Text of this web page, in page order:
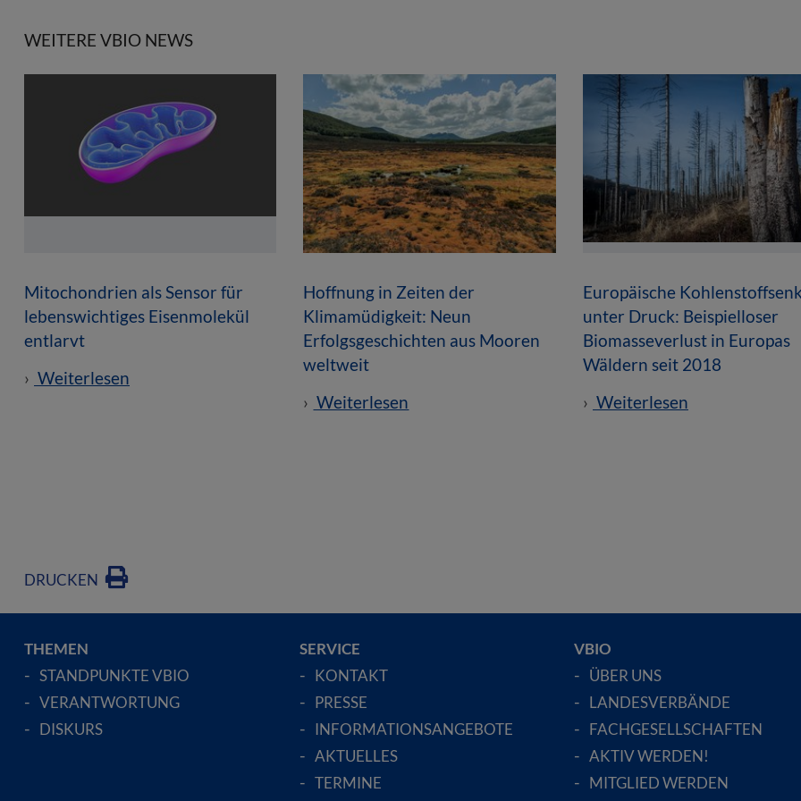
WEITERE VBIO NEWS
Mitochondrien als Sensor für
lebenswichtiges Eisenmolekül
entlarvt
Weiterlesen
Hoffnung in Zeiten der
Klimamüdigkeit: Neun
Erfolgsgeschichten aus Mooren
weltweit
Weiterlesen
Europäische
unter Druck: Beispielloser
Biomasseverlust in Europas
Wäldern seit 2018
Weiterlesen
DRUCKEN
THEMEN
STANDPUNKTE VBIO
VERANTWORTUNG
DISKURS
SERVICE
KONTAKT
PRESSE
INFORMATIONSANGEBOTE
AKTUELLES
TERMINE
VBIO
ÜBER UNS
LANDESVERBÄNDE
FACHGESELLSCHAFTEN
AKTIV WERDEN!
MITGLIED WERDEN